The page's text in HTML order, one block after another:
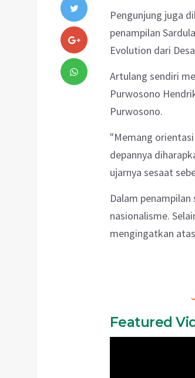
Pengunjung juga
penampilan
Evolution dari
Artulang sendiri
Purwosono
Purwosono.
"Memang
depannya
ujarnya sesaat
Dalam
nasionalisme.
mengingatkan
Featured